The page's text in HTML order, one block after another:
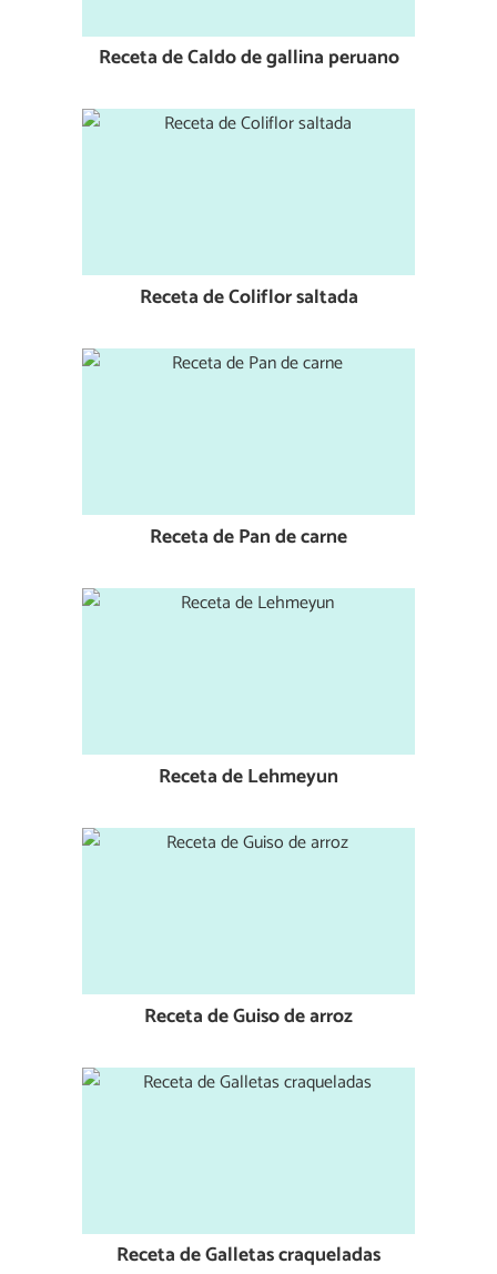
Receta de Caldo de gallina peruano
Receta de Coliflor saltada
Receta de Pan de carne
Receta de Lehmeyun
Receta de Guiso de arroz
Receta de Galletas craqueladas